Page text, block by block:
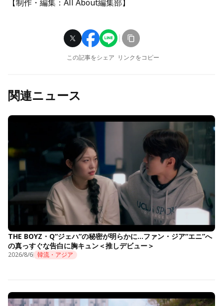
【制作・編集：All About編集部】
この記事をシェア リンクをコピー
関連ニュース
THE BOYZ・Q“ジェハ”の秘密が明らかに…ファン・ジア“エニ”へ
の真っすぐな告白に胸キュン＜推しデビュー＞
2026/8/6 韓流・アジア